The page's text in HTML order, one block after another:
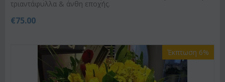
τριαντάφυλλα & άνθη εποχής.
€75.00
Έκπτωση 6%